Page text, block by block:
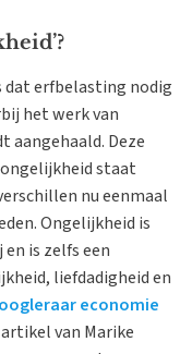
dat erfbelasting nodig
het werk van
Deze
staat
nu eenmaal
Ongelijkheid is
is zelfs een
liefdadigheid en
economie
van Marike